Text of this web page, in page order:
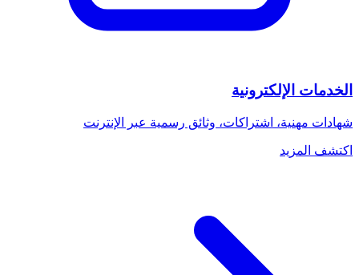
الخدمات الإلكترونية
شهادات مهنية، اشتراكات، وثائق رسمية عبر الإنترنت
اكتشف المزيد